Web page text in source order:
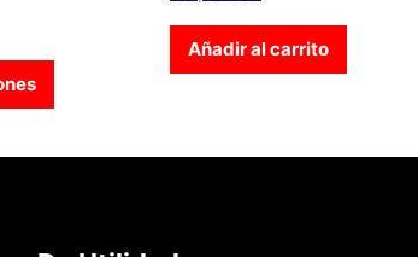
Este producto tiene múltiples variantes.
Añadir al carrito